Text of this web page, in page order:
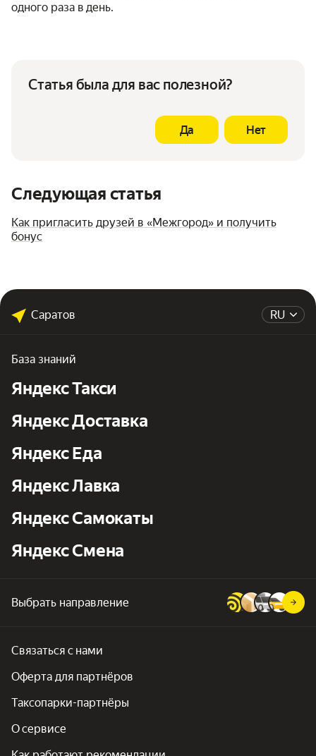
одного раза в день.
Статья была для вас полезной?
Да Нет
Следующая статья
Как пригласить друзей в «Межгород» и получить
бонус
RU
Саратов
База знаний
Яндекс Такси
Яндекс Доставка
Яндекс Еда
Яндекс Лавка
Яндекс Самокаты
Яндекс Смена
Выбрать направление
Связаться с нами
Оферта для партнёров
Таксопарки-партнёры
О сервисе